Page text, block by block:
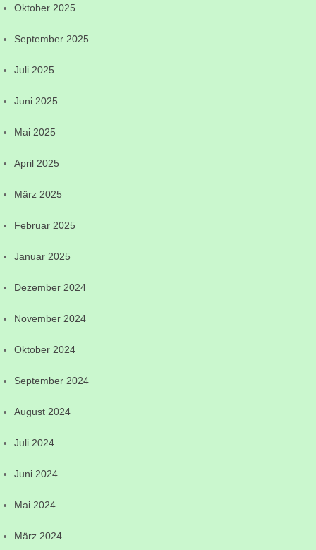
Oktober 2025
September 2025
Juli 2025
Juni 2025
Mai 2025
April 2025
März 2025
Februar 2025
Januar 2025
Dezember 2024
November 2024
Oktober 2024
September 2024
August 2024
Juli 2024
Juni 2024
Mai 2024
März 2024